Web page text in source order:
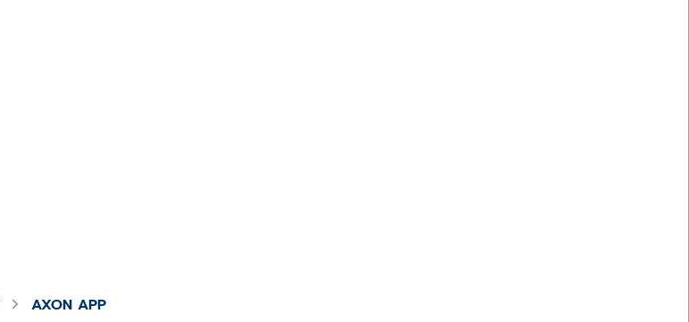
AXON APP